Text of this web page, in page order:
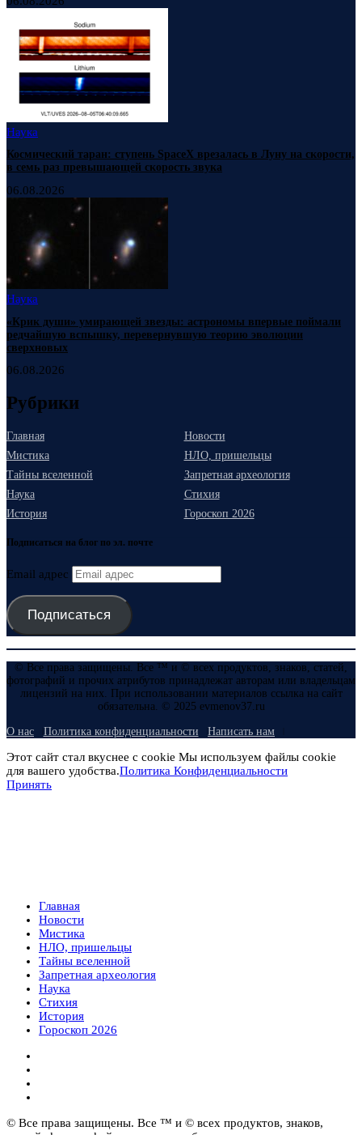
Наука
Космический таран: ступень SpaceX врезалась в Луну на скорости,
в семь раз превышающей скорость звука
06.08.2026
Наука
«Крик души» умирающей звезды: астрономы впервые поймали
редчайшую вспышку, перевернувшую теорию эволюции
сверхновых
06.08.2026
Рубрики
Главная
Новости
Мистика
НЛО, пришельцы
Тайны вселенной
Запретная археология
Наука
Стихия
История
Гороскоп 2026
Подписаться на блог по эл. почте
Email адрес
Подписаться
© Все права защищены. Все ™ и © всех продуктов, знаков, статей,
фотографий и прочих атрибутов принадлежат авторам или владельцам
лицензий на них. При использовании материалов ссылка на сайт
обязательна. © 2025 evmenov37.ru
О нас Политика конфиденциальности Написать нам
Этот сайт стал вкуснее с cookie Мы используем файлы cookie
для вашего удобства.Политика Конфиденциальности
Принять
Главная
Новости
Мистика
НЛО, пришельцы
Тайны вселенной
Запретная археология
Наука
Стихия
История
Гороскоп 2026
© Все права защищены. Все ™ и © всех продуктов, знаков,